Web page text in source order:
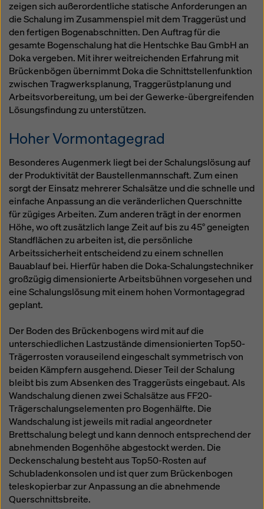
zeigen sich außerordentliche statische Anforderungen an
die Schalung im Zusammenspiel mit dem Traggerüst und
den fertigen Bogenabschnitten. Den Auftrag für die
gesamte Bogenschalung hat die Hentschke Bau GmbH an
Doka vergeben. Mit ihrer weitreichenden Erfahrung mit
Brückenbögen übernimmt Doka die Schnittstellenfunktion
zwischen Tragwerksplanung, Traggerüstplanung und
Arbeitsvorbereitung, um bei der Gewerke-übergreifenden
Lösungsfindung zu unterstützen.
Hoher Vormontagegrad
Besonderes Augenmerk liegt bei der Schalungslösung auf
der Produktivität der Baustellenmannschaft. Zum einen
sorgt der Einsatz mehrerer Schalsätze und die schnelle und
einfache Anpassung an die veränderlichen Querschnitte
für zügiges Arbeiten. Zum anderen trägt in der enormen
Höhe, wo oft zusätzlich lange Zeit auf bis zu 45° geneigten
Standflächen zu arbeiten ist, die persönliche
Arbeitssicherheit entscheidend zu einem schnellen
Bauablauf bei. Hierfür haben die Doka-Schalungstechniker
großzügig dimensionierte Arbeitsbühnen vorgesehen und
eine Schalungslösung mit einem hohen Vormontagegrad
geplant.
Der Boden des Brückenbogens wird mit auf die
unterschiedlichen Lastzustände dimensionierten Top50-
Trägerrosten vorauseilend eingeschalt symmetrisch von
beiden Kämpfern ausgehend. Dieser Teil der Schalung
bleibt bis zum Absenken des Traggerüsts eingebaut. Als
Wandschalung dienen zwei Schalsätze aus FF20-
Trägerschalungselementen pro Bogenhälfte. Die
Wandschalung ist jeweils mit radial angeordneter
Brettschalung belegt und kann dennoch entsprechend der
abnehmenden Bogenhöhe abgestockt werden. Die
Deckenschalung besteht aus Top50-Rosten auf
Schubladenkonsolen und ist quer zum Brückenbogen
teleskopierbar zur Anpassung an die abnehmende
Querschnittsbreite.